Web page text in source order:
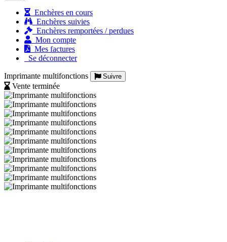
Enchères en cours
Enchères suivies
Enchères remportées / perdues
Mon compte
Mes factures
Se déconnecter
Imprimante multifonctions Suivre
Vente terminée